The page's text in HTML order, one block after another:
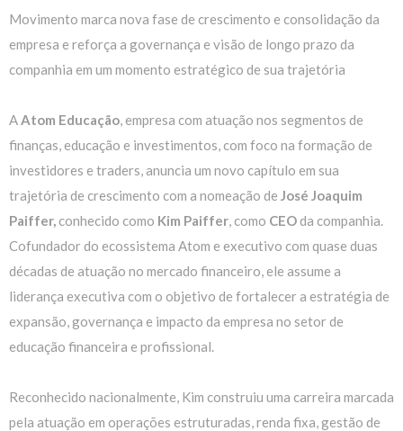
Movimento marca nova fase de crescimento e consolidação da
empresa e reforça a governança e visão de longo prazo da
companhia em um momento estratégico de sua trajetória
A Atom Educação , empresa com atuação nos segmentos de
finanças, educação e investimentos, com foco na formação de
investidores e traders, anuncia um novo capítulo em sua
trajetória de crescimento com a nomeação de José Joaquim
Paiffer, conhecido como Kim Paiffer , como CEOda companhia.
Cofundador do ecossistema Atom e executivo com quase duas
décadas de atuação no mercado financeiro, ele assume a
liderança executiva com o objetivo de fortalecer a estratégia de
expansão, governança e impacto da empresa no setor de
educação financeira e profissional.
Reconhecido nacionalmente, Kim construiu uma carreira marcada
pela atuação em operações estruturadas, renda fixa, gestão de